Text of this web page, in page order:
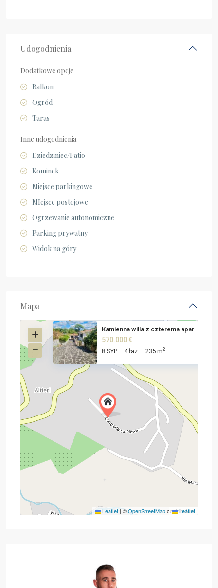
Udogodnienia
Dodatkowe opcje
Balkon
Ogród
Taras
Inne udogodnienia
Dziedziniec/Patio
Kominek
Miejsce parkingowe
MIejsce postojowe
Ogrzewanie autonomiczne
Parking prywatny
Widok na góry
Mapa
Kamienna willa z czterema apar
570.000 €
8 SYP. 4 łaz. 235 m2
Leaflet | ©OpenStreetMapcontributors
Leaflet